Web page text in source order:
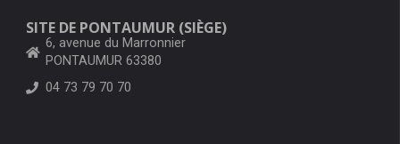
SITE DE PONTAUMUR (SIÈGE)
6, avenue du Marronnier
PONTAUMUR 63380
04 73 79 70 70